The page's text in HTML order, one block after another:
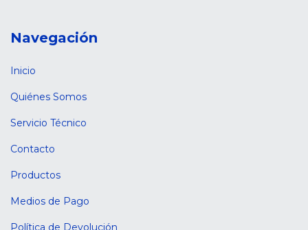
Navegación
Inicio
Quiénes Somos
Servicio Técnico
Contacto
Productos
Medios de Pago
Política de Devolución